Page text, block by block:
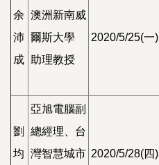
余
沛
成
澳洲新南威
爾斯大學
助理教授
2020/5/25(一)
劉
均
亞旭電腦副
總經理、台
灣智慧城市 2020/5/28(四)